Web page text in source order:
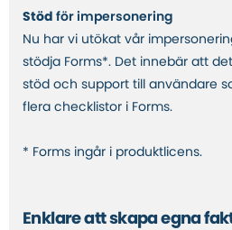
Stöd för impersonering
Nu har vi utökat vår
stödja Forms*. Det innebär att
stöd och support till användare
flera checklistor i Forms.
* Forms ingår i produktlicens.
Enklare att skapa egna